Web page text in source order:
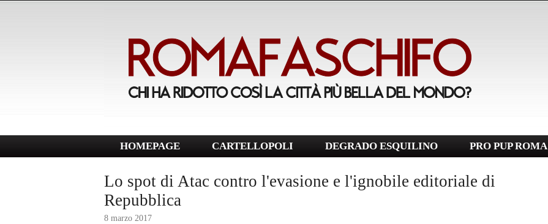
HOMEPAGE CARTELLOPOLI DEGRADO ESQUILINO PRO PUP ROMA
Lo spot di Atac contro l'evasione e l'ignobile editoriale di
Repubblica
8 marzo 2017